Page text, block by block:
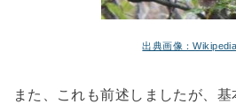
出典画像：Wikipedia
また、これも前述しましたが、